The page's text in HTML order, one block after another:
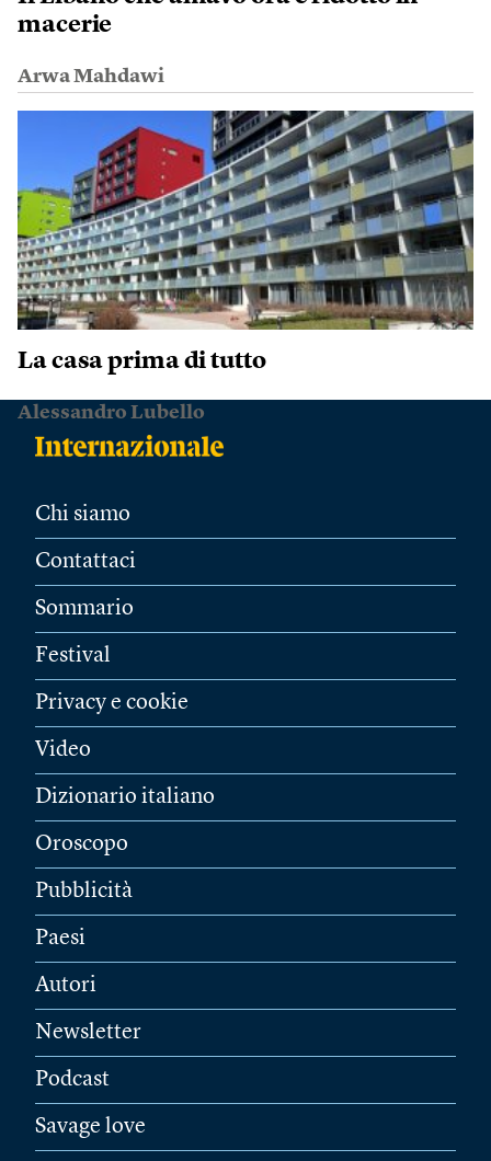
macerie
Arwa Mahdawi
La casa prima di tutto
Alessandro Lubello
Chi siamo
Contattaci
Sommario
Festival
Privacy e cookie
Video
Dizionario italiano
Oroscopo
Pubblicità
Paesi
Autori
Newsletter
Podcast
Savage love